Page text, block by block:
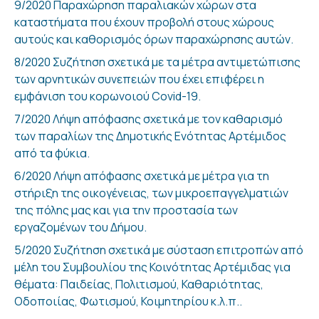
9/2020 Παραχώρηση παραλιακών χώρων στα
καταστήματα που έχουν προβολή στους χώρους
αυτούς και καθορισμός όρων παραχώρησης αυτών.
8/2020 Συζήτηση σχετικά με τα μέτρα αντιμετώπισης
των αρνητικών συνεπειών που έχει επιφέρει η
εμφάνιση του κορωνοιού Covid-19.
7/2020 Λήψη απόφασης σχετικά με τον καθαρισμό
των παραλίων της Δημοτικής Ενότητας Αρτέμιδος
από τα φύκια.
6/2020 Λήψη απόφασης σχετικά με μέτρα για τη
στήριξη της οικογένειας, των μικροεπαγγελματιών
της πόλης μας και για την προστασία των
εργαζομένων του Δήμου.
5/2020 Συζήτηση σχετικά με σύσταση επιτροπών από
μέλη του Συμβουλίου της Κοινότητας Αρτέμιδας για
θέματα: Παιδείας, Πολιτισμού, Καθαριότητας,
Οδοποιίας, Φωτισμού, Κοιμητηρίου κ.λ.π..